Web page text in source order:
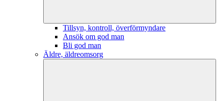
Tillsyn, kontroll, överförmyndare
Ansök om god man
Bli god man
Äldre, äldreomsorg